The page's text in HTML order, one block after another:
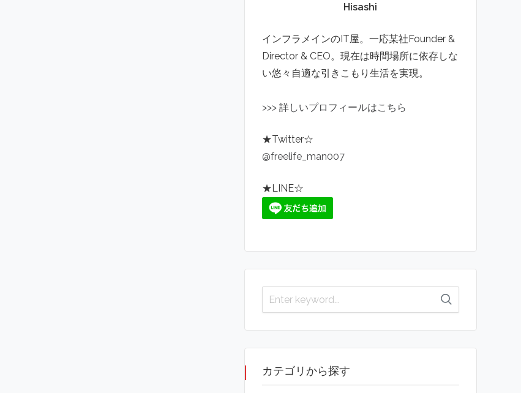
Hisashi
インフラメインのIT屋。一応某社Founder &
Director & CEO。現在は時間場所に依存しな
い悠々自適な引きこもり生活を実現。
>>> 詳しいプロフィールはこちら
★Twitter☆
@freelife_man007
★LINE☆
カテゴリから探す